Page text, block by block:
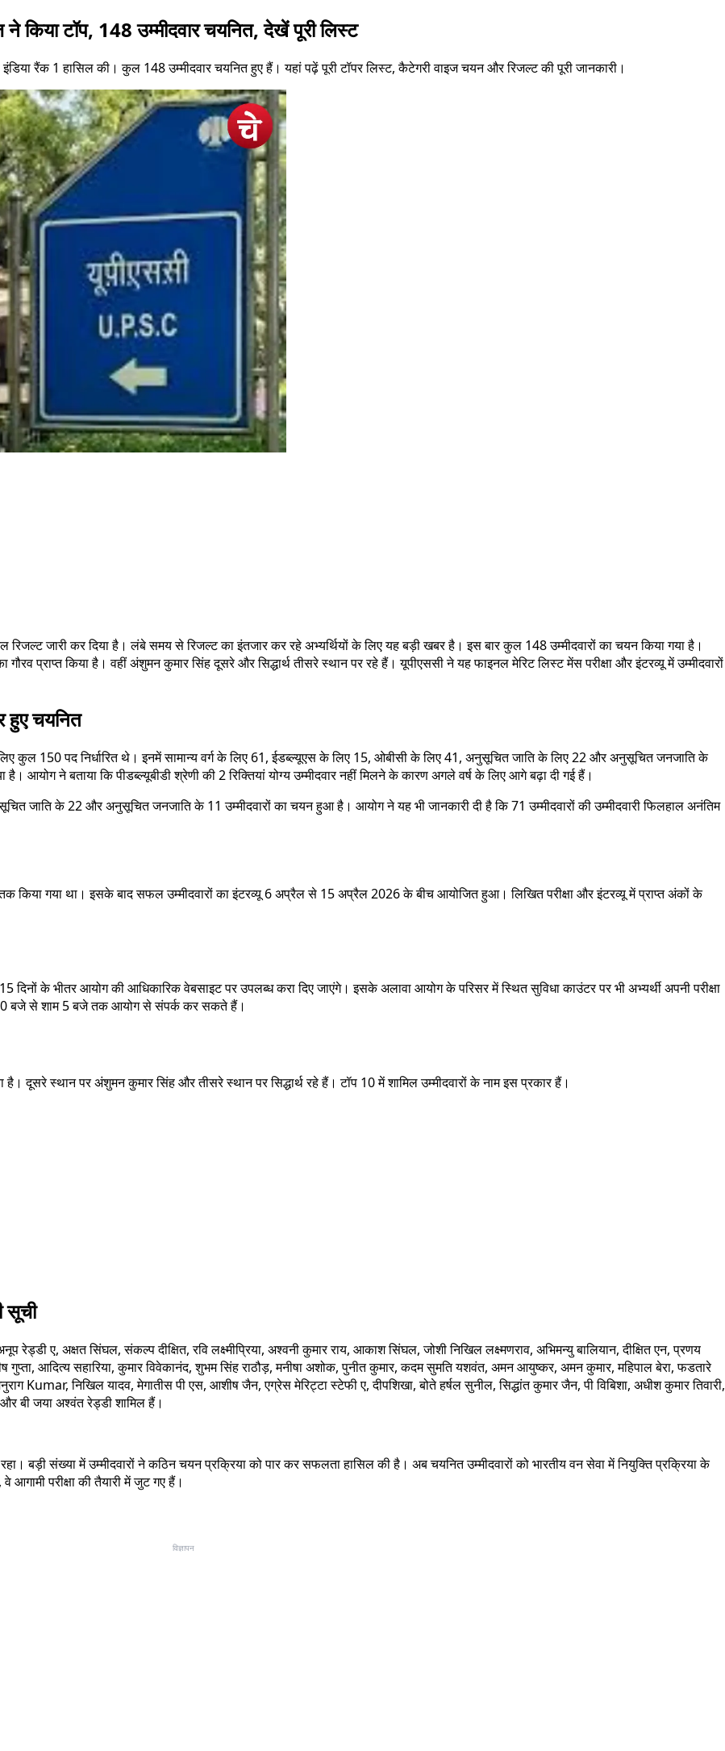
टॉप, 148 उम्मीदवार चयनित, देखें पूरी लिस्ट
रैंक 1 हासिल की। कुल 148 उम्मीदवार चयनित हुए हैं। यहां पढ़ें पूरी टॉपर लिस्ट, कैटेगरी वाइज चयन और रिजल्ट की पूरी जानकारी।
रिजल्ट जारी कर दिया है। लंबे समय से रिजल्ट का इंतजार कर रहे अभ्यर्थियों के लिए यह बड़ी खबर है। इस बार कुल 148 उम्मीदवारों का चयन किया गया है।
प्राप्त किया है। वहीं अंशुमन कुमार सिंह दूसरे और सिद्धार्थ तीसरे स्थान पर रहे हैं। यूपीएससी ने यह फाइनल मेरिट लिस्ट मेंस परीक्षा और इंटरव्यू में उम्मीदवारों
हुए चयनित
लिए कुल 150 पद निर्धारित थे। इनमें सामान्य वर्ग के लिए 61, ईडब्ल्यूएस के लिए 15, ओबीसी के लिए 41, अनुसूचित जाति के लिए 22 और अनुसूचित जनजाति के
आयोग ने बताया कि पीडब्ल्यूबीडी श्रेणी की 2 रिक्तियां योग्य उम्मीदवार नहीं मिलने के कारण अगले वर्ष के लिए आगे बढ़ा दी गई हैं।
जाति के 22 और अनुसूचित जनजाति के 11 उम्मीदवारों का चयन हुआ है। आयोग ने यह भी जानकारी दी है कि 71 उम्मीदवारों की उम्मीदवारी फिलहाल अनंतिम
किया गया था। इसके बाद सफल उम्मीदवारों का इंटरव्यू 6 अप्रैल से 15 अप्रैल 2026 के बीच आयोजित हुआ। लिखित परीक्षा और इंटरव्यू में प्राप्त अंकों के
दिनों के भीतर आयोग की आधिकारिक वेबसाइट पर उपलब्ध करा दिए जाएंगे। इसके अलावा आयोग के परिसर में स्थित सुविधा काउंटर पर भी अभ्यर्थी अपनी परीक्षा
10 बजे से शाम 5 बजे तक आयोग से संपर्क कर सकते हैं।
है। दूसरे स्थान पर अंशुमन कुमार सिंह और तीसरे स्थान पर सिद्धार्थ रहे हैं। टॉप 10 में शामिल उम्मीदवारों के नाम इस प्रकार हैं।
सूची
ए, अक्षत सिंघल, संकल्प दीक्षित, रवि लक्ष्मीप्रिया, अश्वनी कुमार राय, आकाश सिंघल, जोशी निखिल लक्ष्मणराव, अभिमन्यु बालियान, दीक्षित एन, प्रणय
गुप्ता, आदित्य सहारिया, कुमार विवेकानंद, शुभम सिंह राठौड़, मनीषा अशोक, पुनीत कुमार, कदम सुमति यशवंत, अमन आयुष्कर, अमन कुमार, महिपाल बेरा, फडतारे
Kumar, निखिल यादव, मेगातीस पी एस, आशीष जैन, एग्रेस मेरिट्टा स्टेफी ए, दीपशिखा, बोते हर्षल सुनील, सिद्धांत कुमार जैन, पी विबिशा, अधीश कुमार तिवारी,
बी जया अश्वंत रेड्डी शामिल हैं।
बड़ी संख्या में उम्मीदवारों ने कठिन चयन प्रक्रिया को पार कर सफलता हासिल की है। अब चयनित उम्मीदवारों को भारतीय वन सेवा में नियुक्ति प्रक्रिया के
परीक्षा की तैयारी में जुट गए हैं।
विज्ञापन